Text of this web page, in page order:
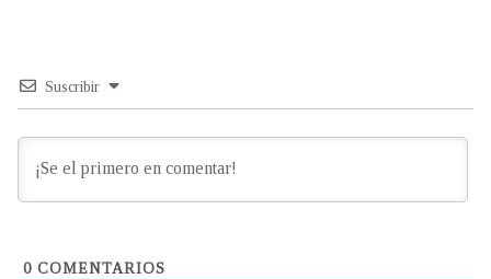
Suscribir
0 COMENTARIOS